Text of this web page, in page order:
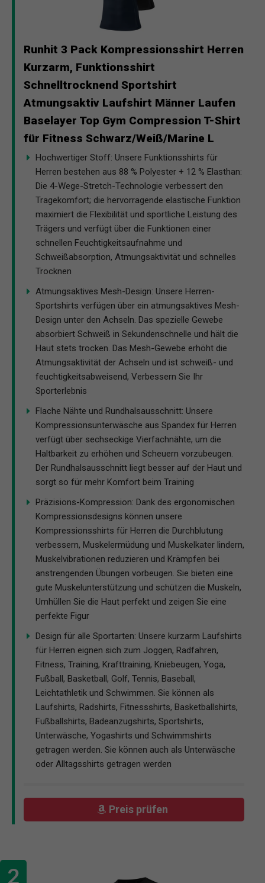
Runhit 3 Pack Kompressionsshirt Herren
Kurzarm, Funktionsshirt
Schnelltrocknend Sportshirt
Atmungsaktiv Laufshirt Männer Laufen
Baselayer Top Gym Compression T-Shirt
für Fitness Schwarz/Weiß/Marine L
Hochwertiger Stoff: Unsere Funktionsshirts für
Herren bestehen aus 88 % Polyester + 12 % Elasthan:
Die 4-Wege-Stretch-Technologie verbessert den
Tragekomfort; die hervorragende elastische Funktion
maximiert die Flexibilität und sportliche Leistung des
Trägers und verfügt über die Funktionen einer
schnellen Feuchtigkeitsaufnahme und
Schweißabsorption, Atmungsaktivität und schnelles
Trocknen
Atmungsaktives Mesh-Design: Unsere Herren-
Sportshirts verfügen über ein atmungsaktives Mesh-
Design unter den Achseln. Das spezielle Gewebe
absorbiert Schweiß in Sekundenschnelle und hält die
Haut stets trocken. Das Mesh-Gewebe erhöht die
Atmungsaktivität der Achseln und ist schweiß- und
feuchtigkeitsabweisend, Verbessern Sie Ihr
Sporterlebnis
Flache Nähte und Rundhalsausschnitt: Unsere
Kompressionsunterwäsche aus Spandex für Herren
verfügt über sechseckige Vierfachnähte, um die
Haltbarkeit zu erhöhen und Scheuern vorzubeugen.
Der Rundhalsausschnitt liegt besser auf der Haut und
sorgt so für mehr Komfort beim Training
Präzisions-Kompression: Dank des ergonomischen
Kompressionsdesigns können unsere
Kompressionsshirts für Herren die Durchblutung
verbessern, Muskelermüdung und Muskelkater lindern,
Muskelvibrationen reduzieren und Krämpfen bei
anstrengenden Übungen vorbeugen. Sie bieten eine
gute Muskelunterstützung und schützen die Muskeln,
Umhüllen Sie die Haut perfekt und zeigen Sie eine
perfekte Figur
Design für alle Sportarten: Unsere kurzarm Laufshirts
für Herren eignen sich zum Joggen, Radfahren,
Fitness, Training, Krafttraining, Kniebeugen, Yoga,
Fußball, Basketball, Golf, Tennis, Baseball,
Leichtathletik und Schwimmen. Sie können als
Laufshirts, Radshirts, Fitnessshirts, Basketballshirts,
Fußballshirts, Badeanzugshirts, Sportshirts,
Unterwäsche, Yogashirts und Schwimmshirts
getragen werden. Sie können auch als Unterwäsche
oder Alltagsshirts getragen werden
Preis prüfen